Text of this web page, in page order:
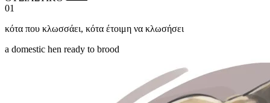
01
κότα που κλωσσάει, κότα έτοιμη να κλωσήσει
a domestic hen ready to brood